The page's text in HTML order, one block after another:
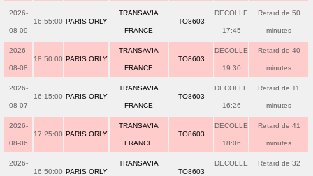
2026-
08-09
16:55:00 PARIS ORLY
TRANSAVIA
FRANCE
TO8603
DECOLLE
17:45
Retard de 50
minutes
2026-
08-08
18:50:00 PARIS ORLY
TRANSAVIA
FRANCE
TO8603
DECOLLE
19:30
Retard de 40
minutes
2026-
08-07
16:15:00 PARIS ORLY
TRANSAVIA
FRANCE
TO8603
DECOLLE
16:26
Retard de 11
minutes
2026-
08-06
17:25:00 PARIS ORLY
TRANSAVIA
FRANCE
TO8603
DECOLLE
18:06
Retard de 41
minutes
2026-
16:50:00 PARIS ORLY
TRANSAVIA
TO8603
DECOLLE Retard de 32